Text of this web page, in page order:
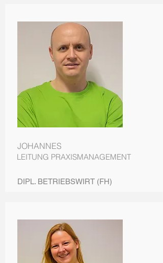
JOHANNES
LEITUNG PRAXISMANAGEMENT
DIPL. BETRIEBSWIRT (FH)